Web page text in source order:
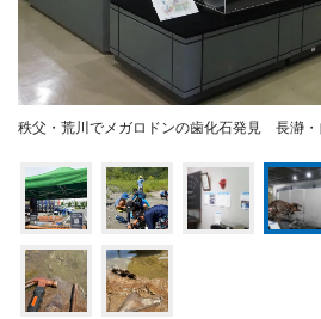
秩父・荒川でメガロドンの歯化石発見 長瀞